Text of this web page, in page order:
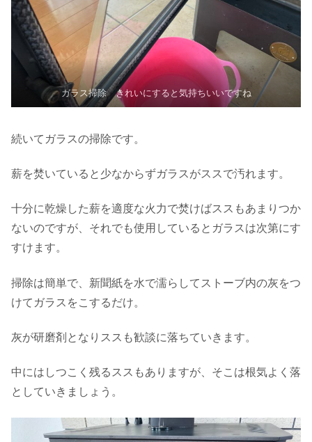
ガラス掃除 きれいにすると気持ちいいですね
続いてガラスの掃除です。
薪を焚いていると少なからずガラスがススで汚れます。
十分に乾燥した薪を適度な火力で焚けばススもあまりつか
ないのですが、それでも使用しているとガラスは次第にす
すけます。
掃除は簡単で、新聞紙を水で濡らしてストーブ内の灰をつ
けてガラスをこするだけ。
灰が研磨剤となりススも歓談に落ちていきます。
中にはしつこく残るススもありますが、そこは根気よく落
としていきましょう。